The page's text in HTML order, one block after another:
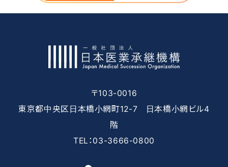
〒103-0016
東京都中央区日本橋小網町12-7 日本橋小網ビル4
階
TEL：03-3666-0800